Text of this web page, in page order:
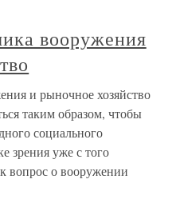
вооружения
и рыночное хозяйство
таким образом, чтобы
социального
зрения уже с того
вопрос о вооружении